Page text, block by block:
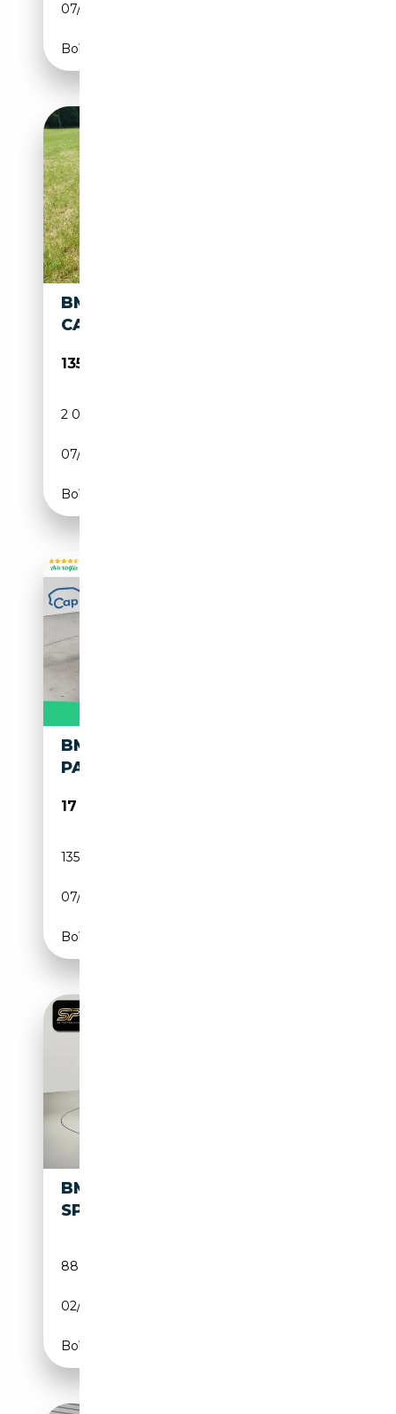
07/1938
Boîte manuelle
BMW 327 - ELEGANTES
CABRIOLET
135 000€
2 033 km
07/1938
Boîte manuelle
BMW CABRIOLET 135I 306
PACK M
17 990€
135 914 km
07/2009
Boîte manuelle
BMW M
SPORT
88 888 km
02/2017
Boîte automatique